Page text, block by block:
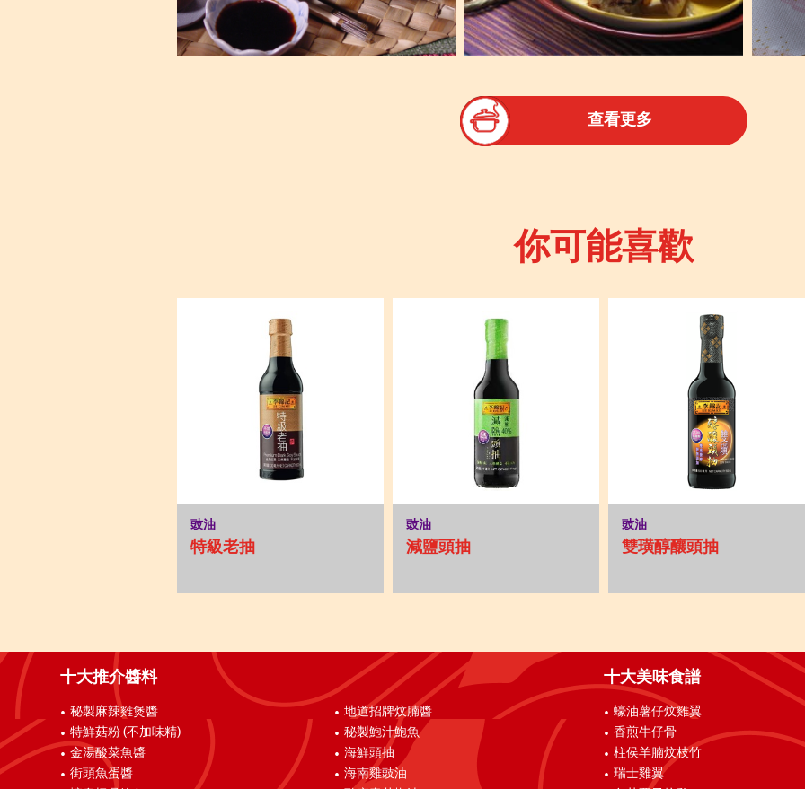
查看更多
你可能喜歡
豉油
特級老抽
豉油
減鹽頭抽
豉油
雙璜醇釀頭抽
十大推介醬料
秘製麻辣雞煲醬
特鮮菇粉 (不加味精)
金湯酸菜魚醬
街頭魚蛋醬
地道招牌炆腩醬
秘製鮑汁鮑魚
海鮮頭抽
海南雞豉油
十大美味食譜
蠔油薯仔炆雞翼
香煎牛仔骨
柱侯羊腩炆枝竹
瑞士雞翼